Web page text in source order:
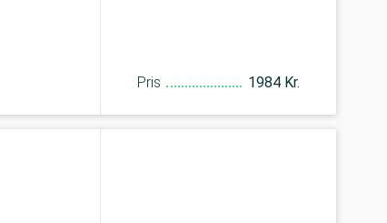
Pris 1984 Kr.